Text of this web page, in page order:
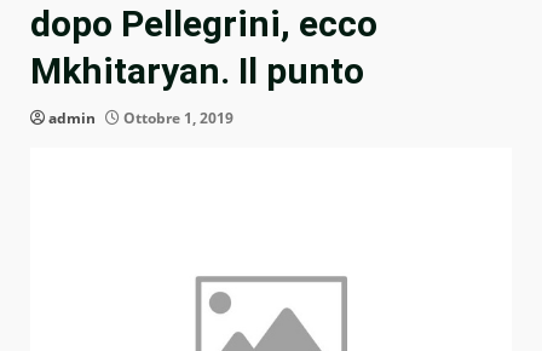
dopo Pellegrini, ecco
Mkhitaryan. Il punto
admin Ottobre 1, 2019